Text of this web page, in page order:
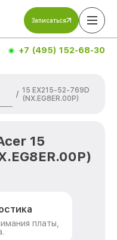
Записаться
+7 (495) 152-68-30
/ 15 EX215-52-769D
(NX.EG8ER.00P)
15
платы,